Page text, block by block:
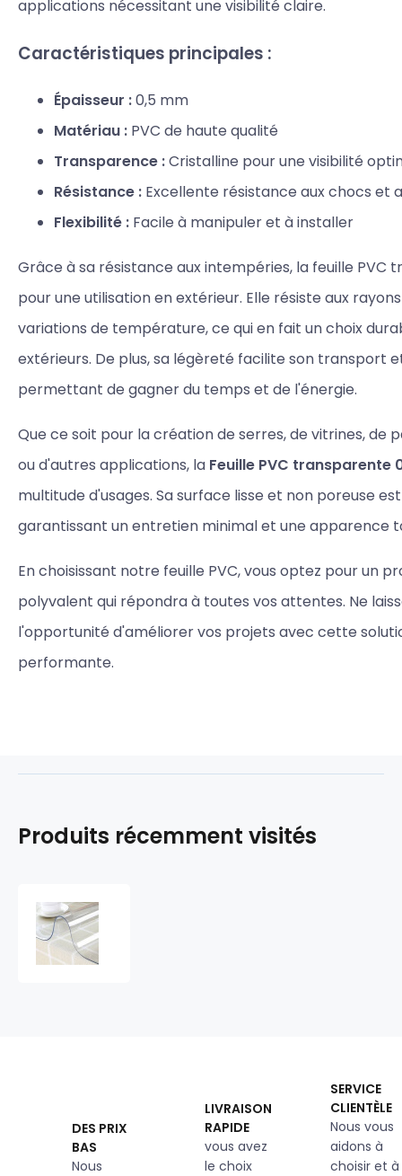
applications nécessitant une visibilité claire.
Caractéristiques principales :
Épaisseur :0,5 mm
Matériau : PVC de haute qualité
Transparence :Cristalline pour une visibilité
Résistance : Excellente résistance aux chocs et
Flexibilité : Facile à manipuler et à installer
Grâce à sa résistance aux intempéries, la feuille PVC
pour une utilisation en extérieur. Elle résiste aux
variations de température, ce qui en fait un choix
extérieurs. De plus, sa légèreté facilite son transport
permettant de gagner du temps et de l'énergie.
Que ce soit pour la création de serres, de vitrines, de
ou d'autres applications, la Feuille PVC transparente
multitude d'usages. Sa surface lisse et non poreuse
garantissant un entretien minimal et une apparence
En choisissant notre feuille PVC, vous optez pour un
polyvalent qui répondra à toutes vos attentes. Ne
l'opportunité d'améliorer vos projets avec cette
performante.
Produits récemment visités
DES PRIX
BAS
Nous
LIVRAISON
RAPIDE
vous avez
le choix
SERVICE
CLIENTÈLE
Nous vous
aidons à
choisir et à